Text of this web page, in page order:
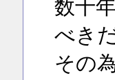
数十
べきだ
その